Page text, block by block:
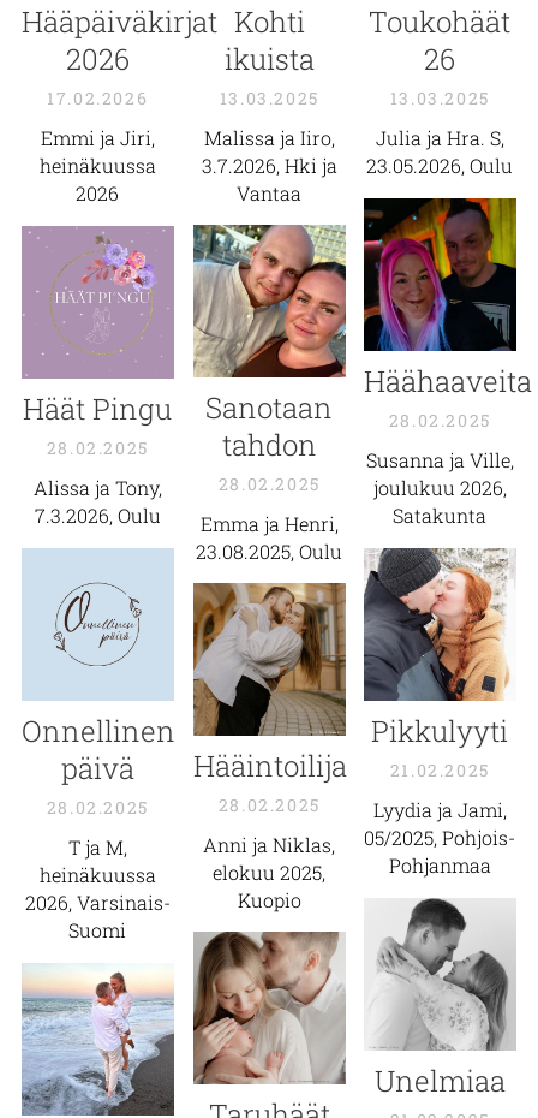
Hääpäiväkirjat
2026
17.02.2026
Emmi ja Jiri,
heinäkuussa
2026
Kohti
ikuista
13.03.2025
Malissa ja Iiro,
3.7.2026, Hki ja
Vantaa
Toukohäät
26
13.03.2025
Julia ja Hra. S,
23.05.2026, Oulu
Häät Pingu
28.02.2025
Alissa ja Tony,
7.3.2026, Oulu
Sanotaan
tahdon
28.02.2025
Emma ja Henri,
23.08.2025, Oulu
Häähaaveita
28.02.2025
Susanna ja Ville,
joulukuu 2026,
Satakunta
Onnellinen
päivä
28.02.2025
T ja M,
heinäkuussa
2026, Varsinais-
Suomi
Hääintoilija
28.02.2025
Anni ja Niklas,
elokuu 2025,
Kuopio
Pikkulyyti
21.02.2025
Lyydia ja Jami,
05/2025, Pohjois-
Pohjanmaa
Unelmiaa